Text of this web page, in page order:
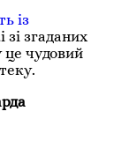
із
зі згаданих
чудовий